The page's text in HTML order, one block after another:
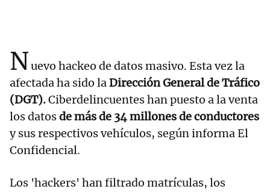
Nuevo hackeo de datos masivo. Esta vez la
afectada ha sido laDirección General de Tráfico
(DGT).Ciberdelincuentes han puesto a la venta
los datosde más de 34 millones de conductores
y sus respectivos vehículos, según informa El
Confidencial.
Los 'hackers' han filtrado matrículas, los